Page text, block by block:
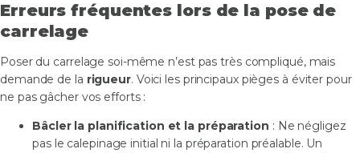
Erreurs fréquentes lors de la pose de
carrelage
Poser du carrelage soi-même n’est pas très compliqué, mais
demande de la rigueur. Voici les principaux pièges à éviter pour
ne pas gâcher vos efforts :
Bâcler la planification et la préparation : Ne négligez
pas le calepinage initial ni la préparation préalable. Un